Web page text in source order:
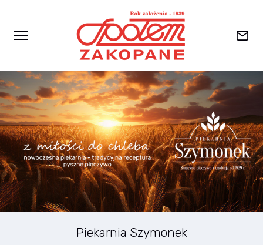
Piekarnia Szymonek